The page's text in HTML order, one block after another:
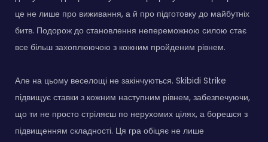
це не лише про виживання, а й про підготовку до майбутніх
битв. Подорож до становлення непереможною силою стає
все більш захоплюючою з кожним пройденим рівнем.
Але на цьому веселощі не закінчуються. Skibidi Strike
підвищує ставки з кожним наступним рівнем, забезпечуючи,
що ти не просто стріляєш по нерухомих цілях, а борешся з
підвищенням складності. Ця гра обіцяє не лише